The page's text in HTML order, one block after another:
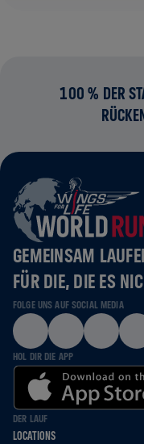
100 % DER
GEMEINSAM
FÜR DIE, DIE ES
FOLGE UNS AUF SOCIAL MEDIA
HOL DIR DIE APP
DER LAUF
LOCATIONS